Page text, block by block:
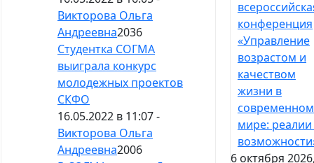
Викторова Ольга
Андреевна2036
Студентка СОГМА
выиграла конкурс
молодежных проектов
СКФО
16.05.2022 в 11:07 -
Викторова Ольга
Андреевна2006
конференция
«Управление
возрастом и
качеством
жизни в
современном
мире:
6 октября